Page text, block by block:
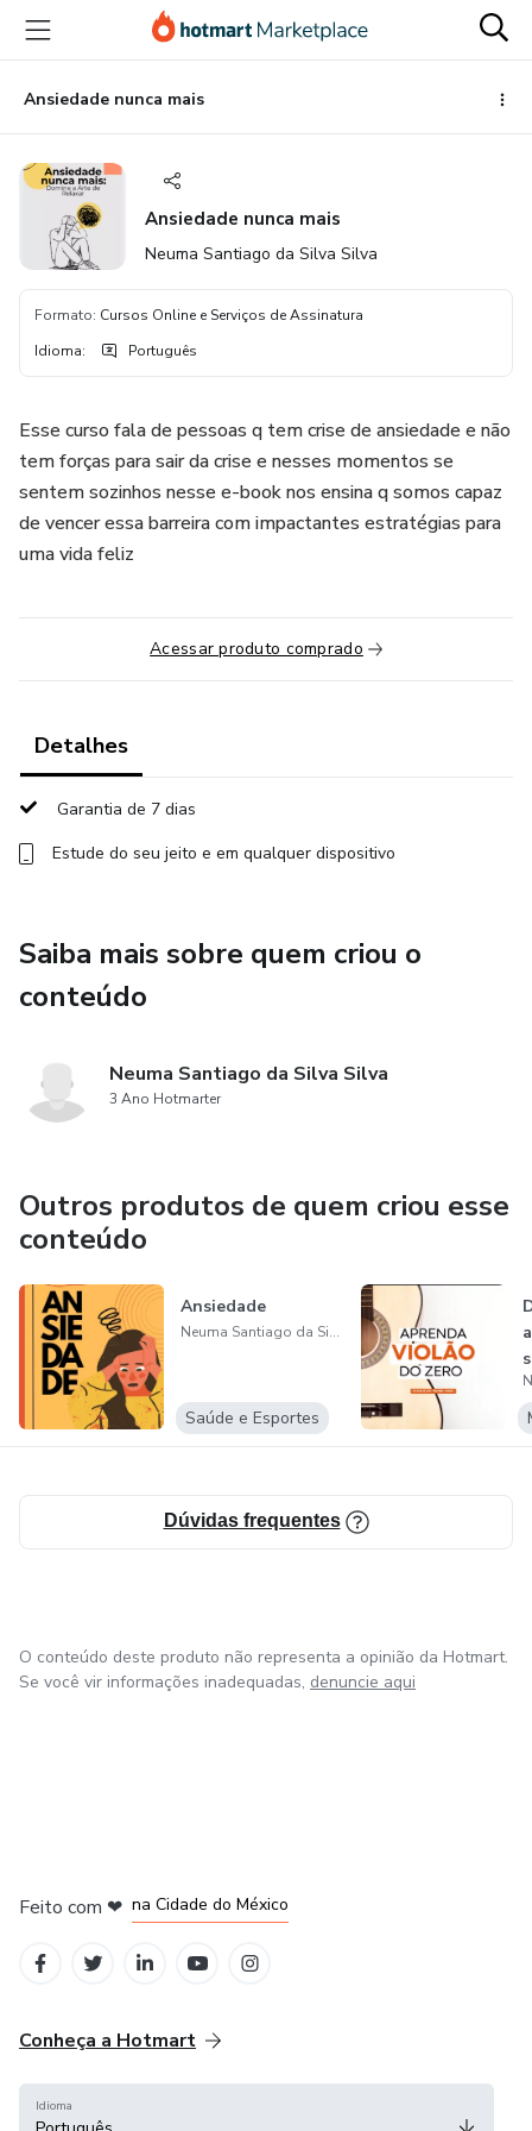
para
conteúdo
principal
para
pagamento
para
rodapé
Ansiedade nunca mais
Ansiedade nunca mais
Neuma Santiago da Silva Silva
Formato: Cursos Online e Serviços de Assinatura
Idioma: Português
Esse curso fala de pessoas q tem crise de ansiedade e não
tem forças para sair da crise e nesses momentos se
sentem sozinhos nesse e-book nos ensina q somos capaz
de vencer essa barreira com impactantes estratégias para
uma vida feliz
Acessar produto comprado
Detalhes
Garantia de 7 dias
Estude do seu jeito e em qualquer dispositivo
Saiba mais sobre quem criou o
conteúdo
Neuma Santiago da Silva Silva
3 Ano Hotmarter
Outros produtos de quem criou esse
conteúdo
Ansiedade
Neuma Santiago da Silva Silva
Saúde e Esportes
Dúvidas frequentes
O conteúdo deste produto não representa a opinião da Hotmart.
Se você vir informações inadequadas, denuncie aqui
Feito com ❤ na Cidade do México
Conheça a Hotmart
Idioma